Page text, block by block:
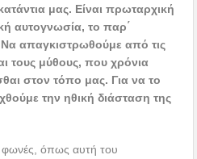
μας. Είναι πρωταρχική
αυτογνωσία, το παρ΄
Να απαγκιστρωθούμε από τις
τους μύθους, που χρόνια
στον τόπο μας. Για να το
την ηθική διάσταση της
φωνές, όπως αυτή του